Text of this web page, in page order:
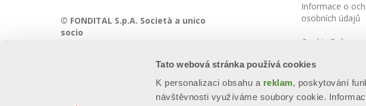
Tato webová stránka používá cookies
K personalizaci obsahu a reklam, poskytování
návštěvnosti využíváme soubory cookie.
© FONDITAL S.p.A. Società a unico
socio
Via Cerreto, 40 - 25079 VOBARNO
Informace o
osobních údajů
Cookie Policy
Integrated
Mapa stránek